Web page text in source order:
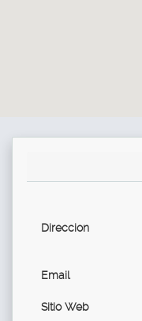
Direccion
Email
Sitio Web